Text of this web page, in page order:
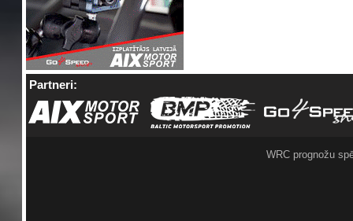
Partneri:
WRC prognožu